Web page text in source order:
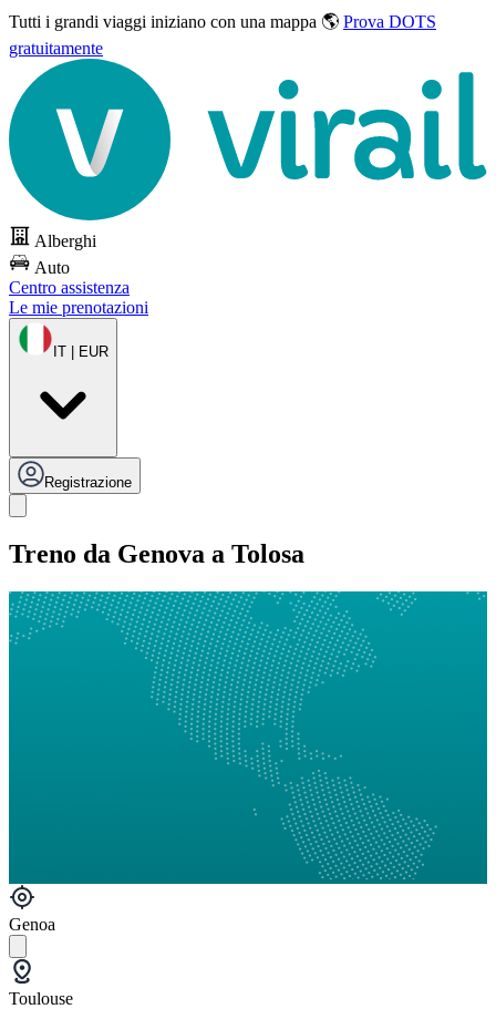
Tutti i grandi viaggi iniziano con una mappa 🌎 Prova DOTS
gratuitamente
Alberghi
Auto
Centro assistenza
Le mie prenotazioni
IT | EUR
Registrazione
Treno da Genova a Tolosa
Genoa
Toulouse